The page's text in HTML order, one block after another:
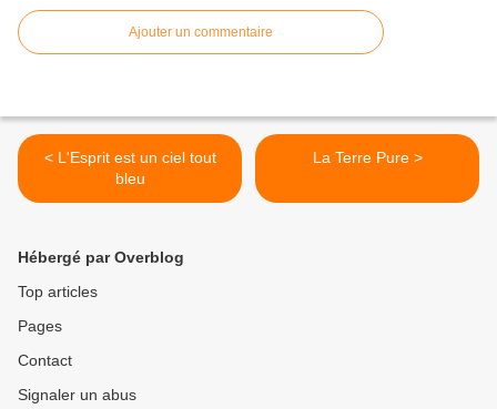
Ajouter un commentaire
< L'Esprit est un ciel tout
bleu
La Terre Pure >
Hébergé par Overblog
Top articles
Pages
Contact
Signaler un abus